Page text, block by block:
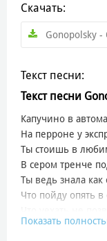
Скачать:
Gonopolsky -
Текст песни:
Текст песни
Капучино в
На перроне у
Ты стоишь в
В сером тренче
Ты ведь знала
Что пойду опять в
Но не в этот раз
Показать